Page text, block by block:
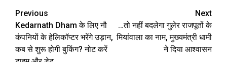
Continue
Reading
Previous
Kedarnath Dham के लिए नौ
कंपनियों के हेलिकॉप्‍टर भरेंगे उड़ान,
कब से शुरू होगी बुकिंग? नोट करें
Next
…तो नहीं बदलेगा गुलेर राजपूतों के
मियांवाला का नाम, मुख्यमंत्री धामी
ने दिया आश्वासन